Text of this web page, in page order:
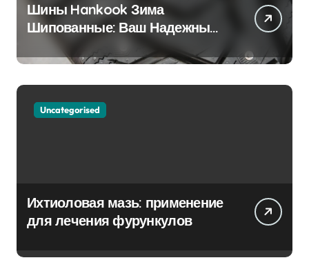
Шины Hankook Зима
Шипованные: Ваш Надежный
Партнёр на Снежных Дорогах
Uncategorised
Ихтиоловая мазь: применение
для лечения фурункулов